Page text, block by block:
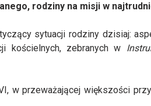
rodziny na misji w
sytuacji rodziny dzisiaj:
kościelnych, zebranych w
w przeważającej większości